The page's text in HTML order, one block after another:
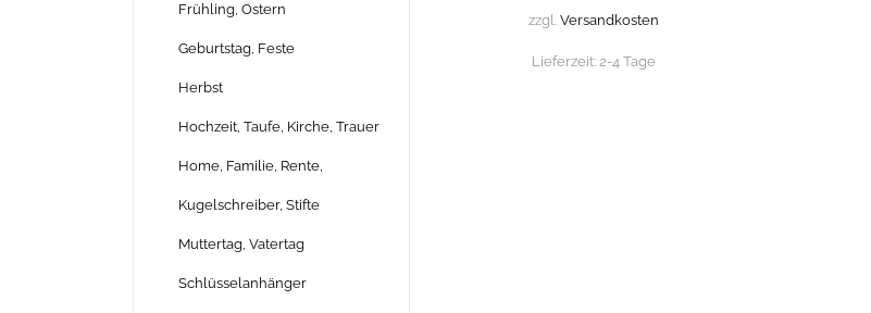
Frühling, Ostern
Geburtstag, Feste
Herbst
Hochzeit, Taufe, Kirche, Trauer
Home, Familie, Rente,
Kugelschreiber, Stifte
Muttertag, Vatertag
Schlüsselanhänger
zzgl. Versandkosten
Lieferzeit: 2-4 Tage